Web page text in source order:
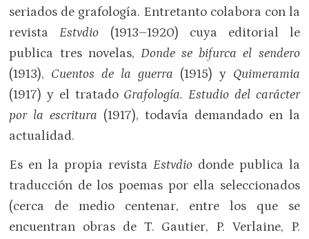
seriados de grafología. Entretanto colabora con la
revistaEstvdio (1913–1920) cuya editorial le
publica tres novelas, Donde se bifurca el sendero
(1913), Cuentos de la guerra (1915) y Quimeramia
(1917) y el tratado Grafología. Estudio del carácter
por la escritura (1917), todavía demandado en la
actualidad.
Es en la propia revista Estvdiodonde publica la
traducción de los poemas por ella seleccionados
(cerca de medio centenar, entre los que se
encuentran obras de T. Gautier, P. Verlaine, P.